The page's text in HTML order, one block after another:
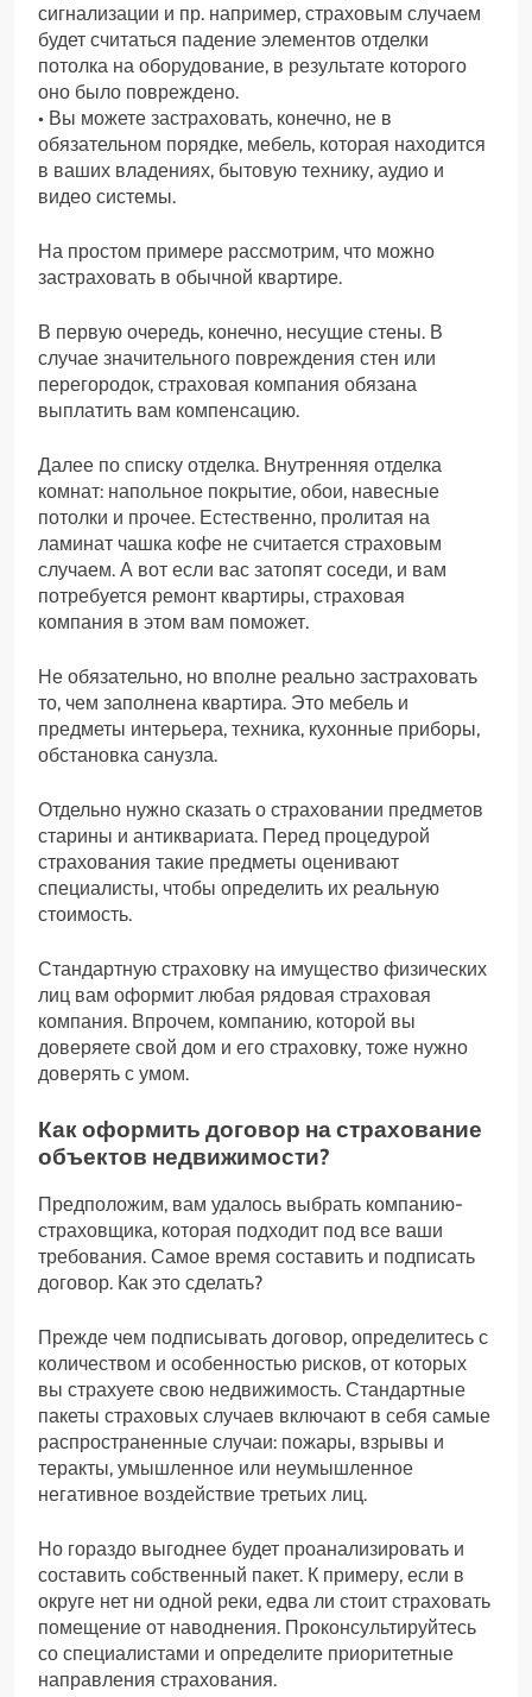
сигнализации и пр. например, страховым случаем
будет считаться падение элементов отделки
потолка на оборудование, в результате которого
оно было повреждено.
• Вы можете застраховать, конечно, не в
обязательном порядке, мебель, которая находится
в ваших владениях, бытовую технику, аудио и
видео системы.
На простом примере рассмотрим, что можно
застраховать в обычной квартире.
В первую очередь, конечно, несущие стены. В
случае значительного повреждения стен или
перегородок, страховая компания обязана
выплатить вам компенсацию.
Далее по списку отделка. Внутренняя отделка
комнат: напольное покрытие, обои, навесные
потолки и прочее. Естественно, пролитая на
ламинат чашка кофе не считается страховым
случаем. А вот если вас затопят соседи, и вам
потребуется ремонт квартиры, страховая
компания в этом вам поможет.
Не обязательно, но вполне реально застраховать
то, чем заполнена квартира. Это мебель и
предметы интерьера, техника, кухонные приборы,
обстановка санузла.
Отдельно нужно сказать о страховании предметов
старины и антиквариата. Перед процедурой
страхования такие предметы оценивают
специалисты, чтобы определить их реальную
стоимость.
Стандартную страховку на имущество физических
лиц вам оформит любая рядовая страховая
компания. Впрочем, компанию, которой вы
доверяете свой дом и его страховку, тоже нужно
доверять с умом.
Как оформить договор на страхование
объектов недвижимости?
Предположим, вам удалось выбрать компанию-
страховщика, которая подходит под все ваши
требования. Самое время составить и подписать
договор. Как это сделать?
Прежде чем подписывать договор, определитесь с
количеством и особенностью рисков, от которых
вы страхуете свою недвижимость. Стандартные
пакеты страховых случаев включают в себя самые
распространенные случаи: пожары, взрывы и
теракты, умышленное или неумышленное
негативное воздействие третьих лиц.
Но гораздо выгоднее будет проанализировать и
составить собственный пакет. К примеру, если в
округе нет ни одной реки, едва ли стоит страховать
помещение от наводнения. Проконсультируйтесь
со специалистами и определите приоритетные
направления страхования.